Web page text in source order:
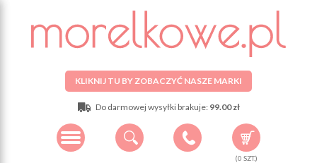
KLIKNIJ TU BY ZOBACZYĆ NASZE MARKI
Do darmowej wysyłki brakuje: 99.00 zł
(0 SZT.)